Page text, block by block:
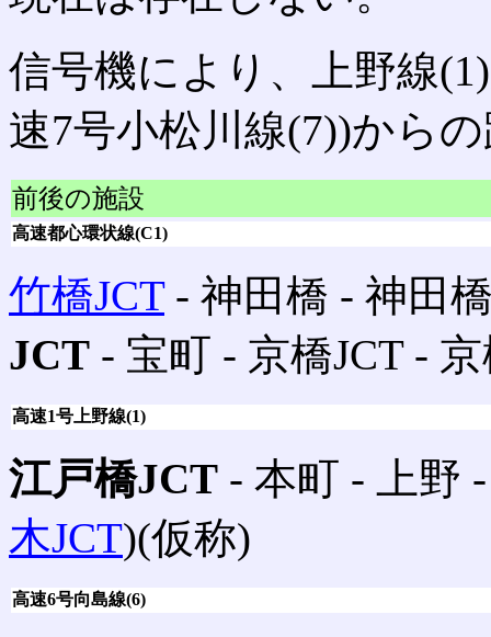
信号機により、上野線
速7号小松川線(7))から
前後の施設
高速都心環状線(C1)
竹橋JCT‐ 神田橋 ‐ 神田
JCT ‐ 宝町 ‐ 京橋JCT ‐
高速1号上野線(1)
江戸橋JCT ‐ 本町 ‐ 上野
木JCT)(仮称)
高速6号向島線(6)